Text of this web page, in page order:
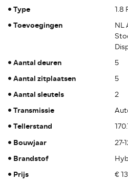
Type 1.8
Toevoegingen
NL
Aantal deuren 5
Aantal zitplaatsen 5
Aantal sleutels 2
Transmissie
Tellerstand
Bouwjaar 27-
Brandstof
Prijs €